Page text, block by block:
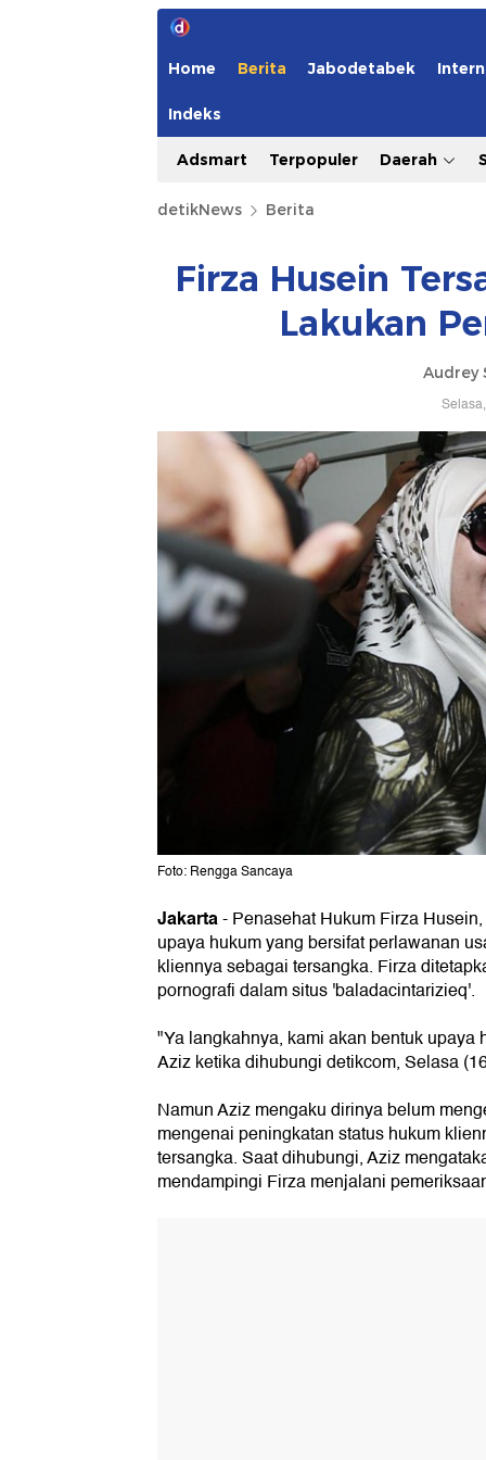
Home Berita Jabodetabek
Indeks
Adsmart Terpopuler Daerah
detikNews Berita
Firza Husein
Lakukan
Audrey
Foto: Rengga Sancaya
Jakarta-Penasehat Hukum Firza
upaya hukum yang bersifat perlawanan
kliennya sebagai tersangka. Firza
pornografi dalam situs 'baladacintarizieq'.
"Ya langkahnya, kami akan bentuk upaya
Aziz ketika dihubungi detikcom, Selasa
Namun Aziz mengaku dirinya belum
mengenai peningkatan status hukum
tersangka. Saat dihubungi, Aziz
mendampingi Firza menjalani